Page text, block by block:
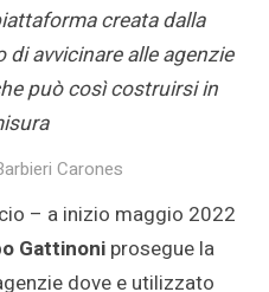
creata dalla
di avvicinare alle agenzie
può così costruirsi in
Carones
– a inizio maggio 2022
Gattinoni prosegue la
dove e utilizzato